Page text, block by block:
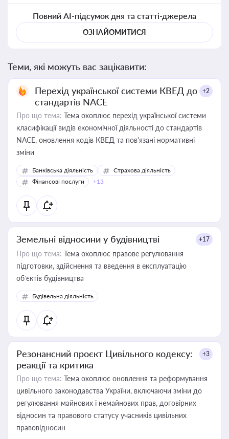
Повний AI-підсумок дня та статті-джерела
ОЗНАЙОМИТИСЯ
Теми, які можуть вас зацікавити:
Перехід української системи КВЕД до
стандартів NACE
+2
Про що тема: Тема охоплює перехід української системи
класифікації видів економічної діяльності до стандартів
NACE, оновлення кодів КВЕД та пов'язані нормативні
зміни
Банківська діяльність
Страхова діяльність
Фінансові послуги
+13
Земельні відносини у будівництві +17
Про що тема: Тема охоплює правове регулювання
підготовки, здійснення та введення в експлуатацію
об’єктів будівництва
Будівельна діяльність
Резонансний проєкт Цивільного кодексу:
реакції та критика
+3
Про що тема: Тема охоплює оновлення та реформування
цивільного законодавства України, включаючи зміни до
регулювання майнових і немайнових прав, договірних
відносин та правового статусу учасників цивільних
правовідносин